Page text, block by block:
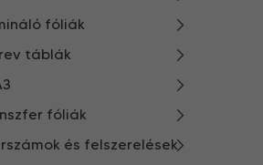
fóliák
táblák
fóliák
és felszerelések